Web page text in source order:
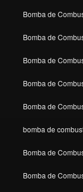
Bomba de
Bomba de
Bomba de
Bomba de
Bomba de
bomba de
Bomba de
Bomba de